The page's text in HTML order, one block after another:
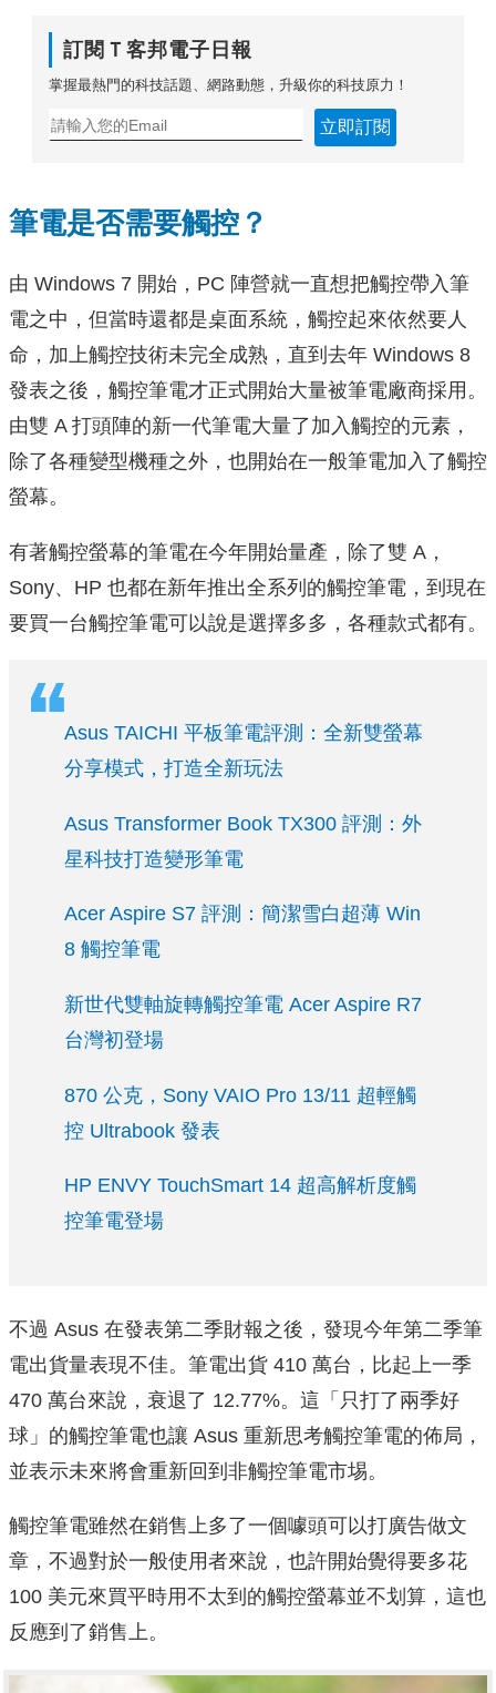
訂閱Ｔ客邦電子日報
掌握最熱門的科技話題、網路動態，升級你的科技原力！
立即訂閱
筆電是否需要觸控？
由 Windows 7 開始，PC 陣營就一直想把觸控帶入筆
電之中，但當時還都是桌面系統，觸控起來依然要人
命，加上觸控技術未完全成熟，直到去年 Windows 8
發表之後，觸控筆電才正式開始大量被筆電廠商採用。
由雙 A 打頭陣的新一代筆電大量了加入觸控的元素，
除了各種變型機種之外，也開始在一般筆電加入了觸控
螢幕。
有著觸控螢幕的筆電在今年開始量產，除了雙 A，
Sony、HP 也都在新年推出全系列的觸控筆電，到現在
要買一台觸控筆電可以說是選擇多多，各種款式都有。
Asus TAICHI 平板筆電評測：全新雙螢幕
分享模式，打造全新玩法
Asus Transformer Book TX300 評測：外
星科技打造變形筆電
Acer Aspire S7 評測：簡潔雪白超薄 Win
8 觸控筆電
新世代雙軸旋轉觸控筆電 Acer Aspire R7
台灣初登場
870 公克，Sony VAIO Pro 13/11 超輕觸
控 Ultrabook 發表
HP ENVY TouchSmart 14 超高解析度觸
控筆電登場
不過 Asus 在發表第二季財報之後，發現今年第二季筆
電出貨量表現不佳。筆電出貨 410 萬台，比起上一季
470 萬台來說，衰退了 12.77%。這「只打了兩季好
球」的觸控筆電也讓 Asus 重新思考觸控筆電的佈局，
並表示未來將會重新回到非觸控筆電市埸。
觸控筆電雖然在銷售上多了一個噱頭可以打廣告做文
章，不過對於一般使用者來說，也許開始覺得要多花
100 美元來買平時用不太到的觸控螢幕並不划算，這也
反應到了銷售上。